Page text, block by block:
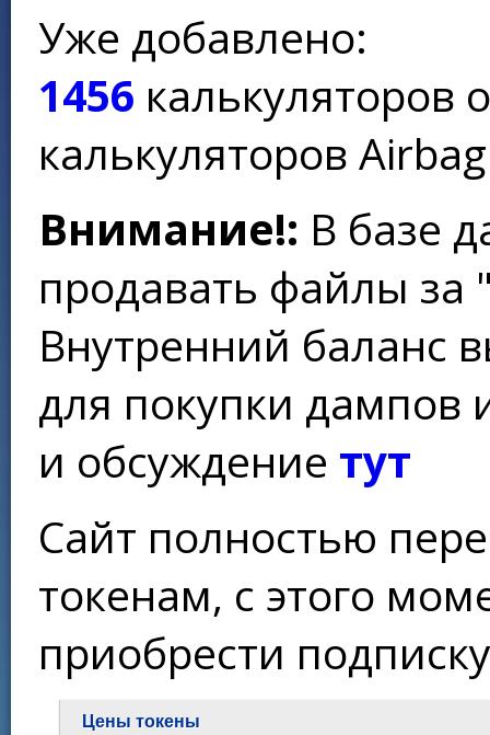
Уже добавлено:
1456 калькуляторов
калькуляторов Airbag
Внимание!: В базе
продавать файлы за
Внутренний баланс
для покупки дампов
и обсуждение тут
Сайт полностью
токенам, с этого
приобрести
Цены токены